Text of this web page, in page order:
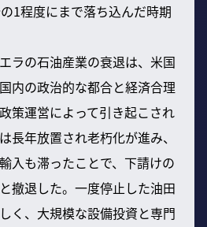
1程度にまで落ち込んだ時期
ラの石油産業の衰退は、米国
内の政治的な都合と経済合理
策運営によって引き起こされ
長年放置され老朽化が進み、
入も滞ったことで、下請けの
撤退した。一度停止した油田
く、大規模な設備投資と専門